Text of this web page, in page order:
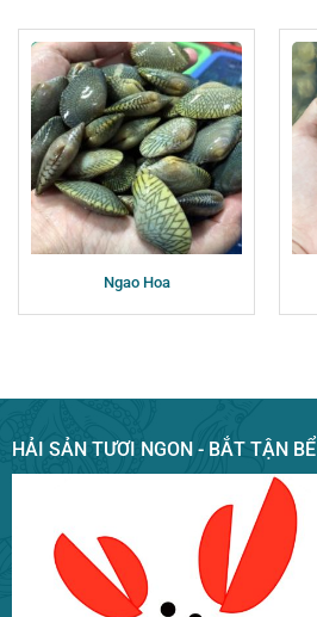
Ngao Hoa
HẢI SẢN TƯƠI NGON - BẮT TẬN BỂ